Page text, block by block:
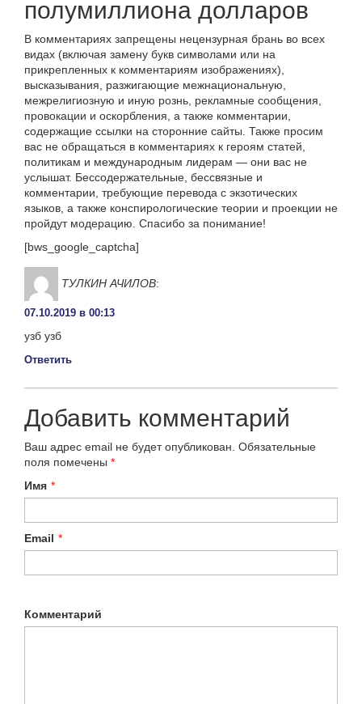
полумиллиона долларов
В комментариях запрещены нецензурная брань во всех
видах (включая замену букв символами или на
прикрепленных к комментариям изображениях),
высказывания, разжигающие межнациональную,
межрелигиозную и иную рознь, рекламные сообщения,
провокации и оскорбления, а также комментарии,
содержащие ссылки на сторонние сайты. Также просим
вас не обращаться в комментариях к героям статей,
политикам и международным лидерам — они вас не
услышат. Бессодержательные, бессвязные и
комментарии, требующие перевода с экзотических
языков, а также конспирологические теории и проекции не
пройдут модерацию. Спасибо за понимание!
[bws_google_captcha]
ТУЛКИН АЧИЛОВ:
07.10.2019 в 00:13
узб узб
Ответить
Добавить комментарий
Ваш адрес email не будет опубликован. Обязательные
поля помечены *
Имя *
Email *
Комментарий